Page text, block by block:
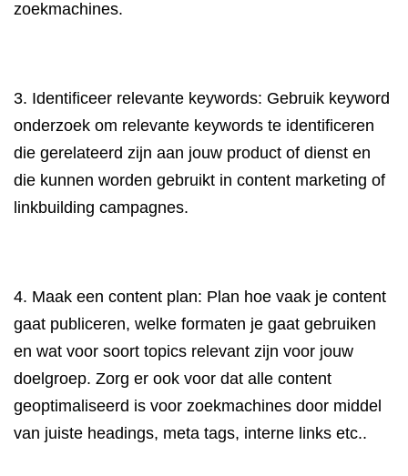
zoekmachines.
3. Identificeer relevante keywords: Gebruik keyword
onderzoek om relevante keywords te identificeren
die gerelateerd zijn aan jouw product of dienst en
die kunnen worden gebruikt in content marketing of
linkbuilding campagnes.
4. Maak een content plan: Plan hoe vaak je content
gaat publiceren, welke formaten je gaat gebruiken
en wat voor soort topics relevant zijn voor jouw
doelgroep. Zorg er ook voor dat alle content
geoptimaliseerd is voor zoekmachines door middel
van juiste headings, meta tags, interne links etc..